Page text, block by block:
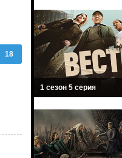
18
1 сезон 5 серия